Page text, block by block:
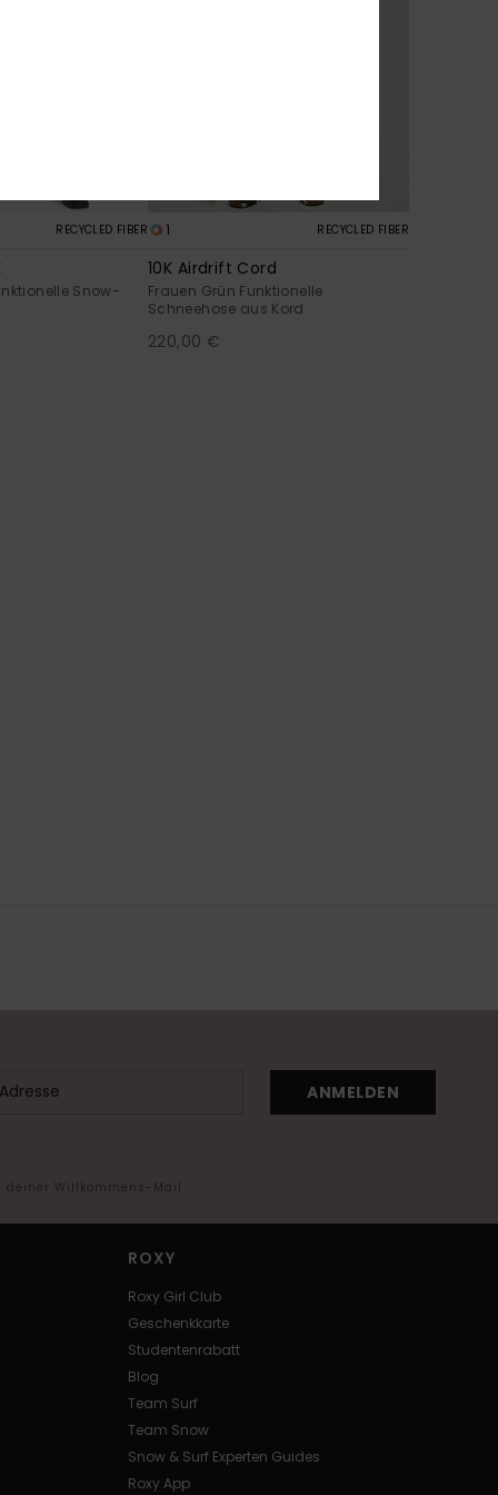
RECYCLED FIBER
Snow-
1 RECYCLED FIBER
10K Airdrift Cord
Frauen Grün Funktionelle
Schneehose aus Kord
220,00 €
ANMELDEN
Willkommens-Mail
ROXY
Roxy Girl Club
Geschenkkarte
Studentenrabatt
Blog
Team Surf
Team Snow
Snow & Surf Experten Guides
Roxy App